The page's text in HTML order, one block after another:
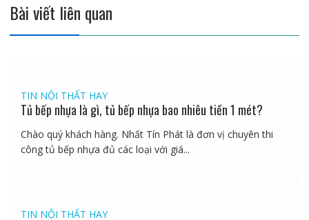
Bài viết liên quan
TIN NỘI THẤT HAY
Tủ bếp nhựa là gì, tủ bếp nhựa bao nhiêu tiền 1 mét?
Chào quý khách hàng. Nhất Tín Phát là đơn vị chuyên thi
công tủ bếp nhựa đủ các loại với giá...
TIN NỘI THẤT HAY